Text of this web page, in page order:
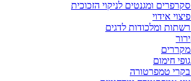
ומגנטים לניקוי הזכוכית
אידוי
ומלכודות לדגים
חימום
טמפרטורה